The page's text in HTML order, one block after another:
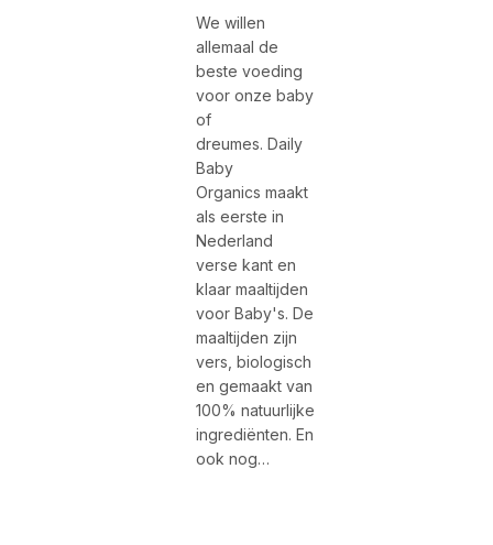
We willen
allemaal de
beste voeding
voor onze baby
of
dreumes. Daily
Baby
Organics maakt
als eerste in
Nederland
verse kant en
klaar maaltijden
voor Baby's. De
maaltijden zijn
vers, biologisch
en gemaakt van
100% natuurlijke
ingrediënten. En
ook nog…